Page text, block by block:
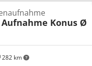
282 km
Aufnahme Konus Ø